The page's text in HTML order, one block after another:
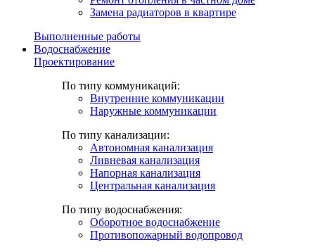
Замена радиаторов в квартире
Выполненные работы
Водоснабжение
Проектирование
По типу коммуникаций:
Внутренние коммуникации
Наружные коммуникации
По типу канализации:
Автономная канализация
Ливневая канализация
Напорная канализация
Центральная канализация
По типу водоснабжения:
Оборотное водоснабжение
Противопожарный водопровод